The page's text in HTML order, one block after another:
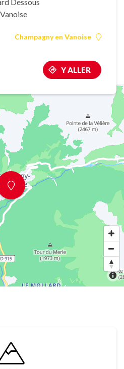
Champagny en Vanoise
Y ALLER